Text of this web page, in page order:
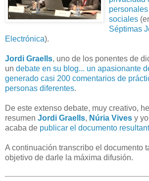
sociales
Séptimas
Electrónica).
Jordi Graells, uno de los ponentes de
un debate en su blog... un apasionante
generado casi 200 comentarios de
personas diferentes.
De este extenso debate, muy creativo,
resumen Jordi Graells, Núria Vives y
acaba de publicar el documento
A continuación transcribo el documento
objetivo de darle la máxima difusión.